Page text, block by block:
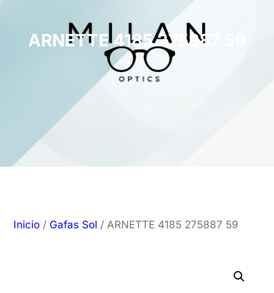
ARNETTE 4185 275887 59
Inicio / Gafas Sol / ARNETTE 4185 275887 59